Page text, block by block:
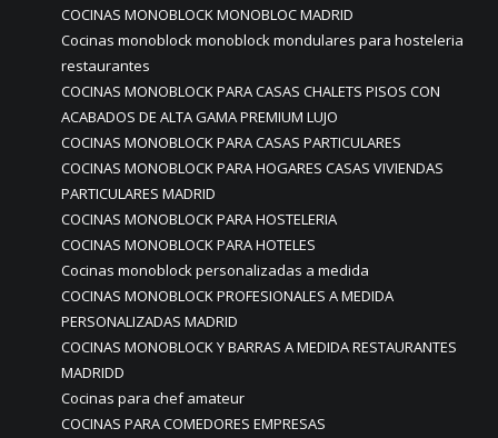
COCINAS MONOBLOCK MONOBLOC MADRID
Cocinas monoblock monoblock mondulares para hosteleria
restaurantes
COCINAS MONOBLOCK PARA CASAS CHALETS PISOS CON
ACABADOS DE ALTA GAMA PREMIUM LUJO
COCINAS MONOBLOCK PARA CASAS PARTICULARES
COCINAS MONOBLOCK PARA HOGARES CASAS VIVIENDAS
PARTICULARES MADRID
COCINAS MONOBLOCK PARA HOSTELERIA
COCINAS MONOBLOCK PARA HOTELES
Cocinas monoblock personalizadas a medida
COCINAS MONOBLOCK PROFESIONALES A MEDIDA
PERSONALIZADAS MADRID
COCINAS MONOBLOCK Y BARRAS A MEDIDA RESTAURANTES
MADRIDD
Cocinas para chef amateur
COCINAS PARA COMEDORES EMPRESAS